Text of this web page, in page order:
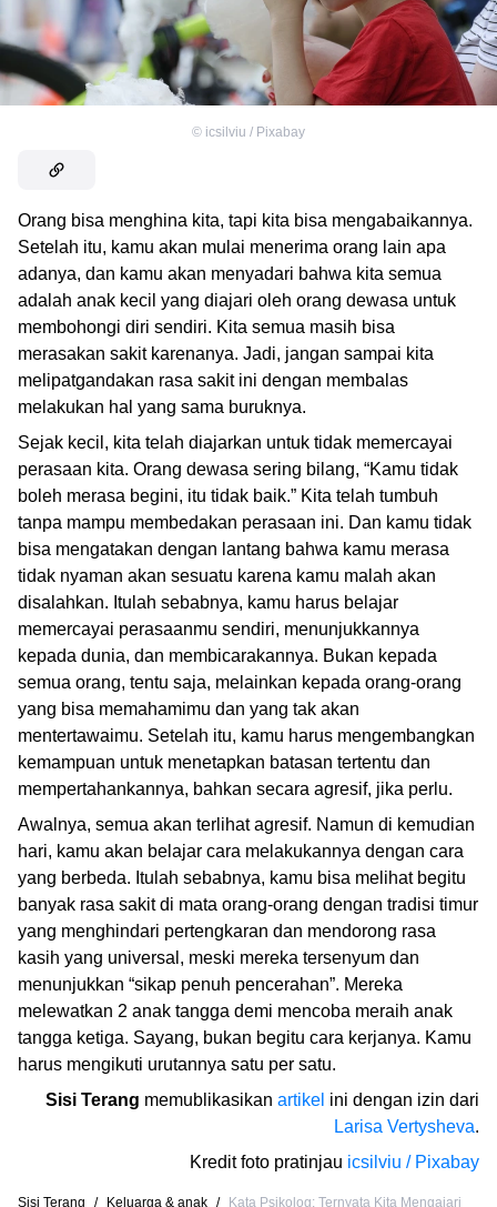
© icsilviu / Pixabay
Orang bisa menghina kita, tapi kita bisa mengabaikannya.
Setelah itu, kamu akan mulai menerima orang lain apa
adanya, dan kamu akan menyadari bahwa kita semua
adalah anak kecil yang diajari oleh orang dewasa untuk
membohongi diri sendiri. Kita semua masih bisa
merasakan sakit karenanya. Jadi, jangan sampai kita
melipatgandakan rasa sakit ini dengan membalas
melakukan hal yang sama buruknya.
Sejak kecil, kita telah diajarkan untuk tidak memercayai
perasaan kita. Orang dewasa sering bilang, “Kamu tidak
boleh merasa begini, itu tidak baik.” Kita telah tumbuh
tanpa mampu membedakan perasaan ini. Dan kamu tidak
bisa mengatakan dengan lantang bahwa kamu merasa
tidak nyaman akan sesuatu karena kamu malah akan
disalahkan. Itulah sebabnya, kamu harus belajar
memercayai perasaanmu sendiri, menunjukkannya
kepada dunia, dan membicarakannya. Bukan kepada
semua orang, tentu saja, melainkan kepada orang-orang
yang bisa memahamimu dan yang tak akan
mentertawaimu. Setelah itu, kamu harus mengembangkan
kemampuan untuk menetapkan batasan tertentu dan
mempertahankannya, bahkan secara agresif, jika perlu.
Awalnya, semua akan terlihat agresif. Namun di kemudian
hari, kamu akan belajar cara melakukannya dengan cara
yang berbeda. Itulah sebabnya, kamu bisa melihat begitu
banyak rasa sakit di mata orang-orang dengan tradisi timur
yang menghindari pertengkaran dan mendorong rasa
kasih yang universal, meski mereka tersenyum dan
menunjukkan “sikap penuh pencerahan”. Mereka
melewatkan 2 anak tangga demi mencoba meraih anak
tangga ketiga. Sayang, bukan begitu cara kerjanya. Kamu
harus mengikuti urutannya satu per satu.
Sisi Terang memublikasikan artikel ini dengan izin dari
Larisa Vertysheva.
Kredit foto pratinjau icsilviu / Pixabay
Sisi Terang / Keluarga & anak / Kata Psikolog: Ternyata Kita Mengajari